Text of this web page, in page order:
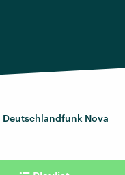
Deutschlandfunk Nova